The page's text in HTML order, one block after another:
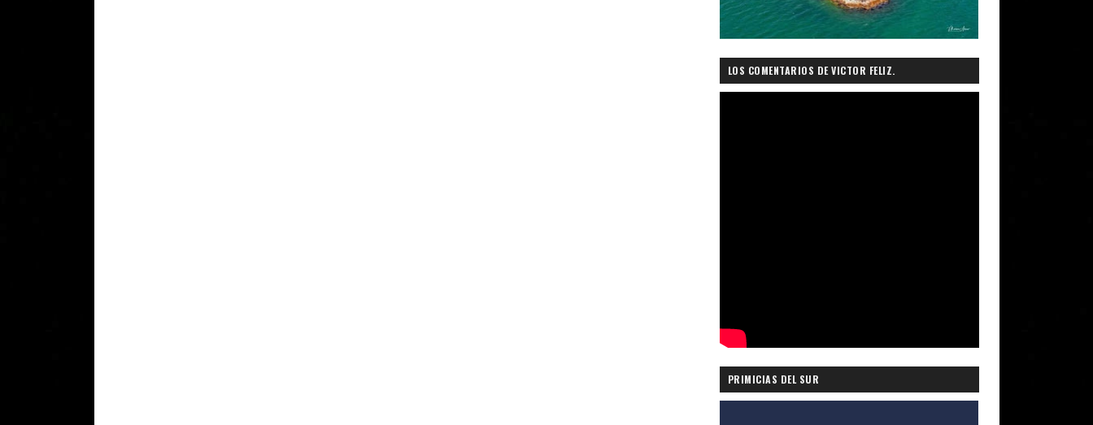
LOS COMENTARIOS DE VICTOR FELIZ.
PRIMICIAS DEL SUR